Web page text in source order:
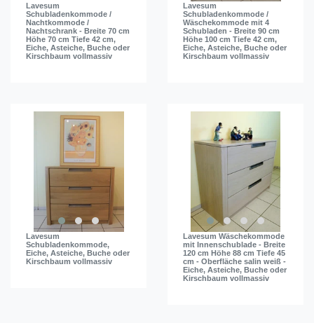
Lavesum
Schubladenkommode /
Nachtkommode /
Nachtschrank - Breite 70 cm
Höhe 70 cm Tiefe 42 cm,
Eiche, Asteiche, Buche oder
Kirschbaum vollmassiv
Lavesum
Schubladenkommode /
Wäschekommode mit 4
Schubladen - Breite 90 cm
Höhe 100 cm Tiefe 42 cm,
Eiche, Asteiche, Buche oder
Kirschbaum vollmassiv
Lavesum
Schubladenkommode,
Eiche, Asteiche, Buche oder
Kirschbaum vollmassiv
Lavesum Wäschekommode
mit Innenschublade - Breite
120 cm Höhe 88 cm Tiefe 45
cm - Oberfläche salin weiß -
Eiche, Asteiche, Buche oder
Kirschbaum vollmassiv